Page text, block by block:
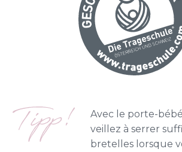
Avec le porte-
veillez à serrer
bretelles lorsque